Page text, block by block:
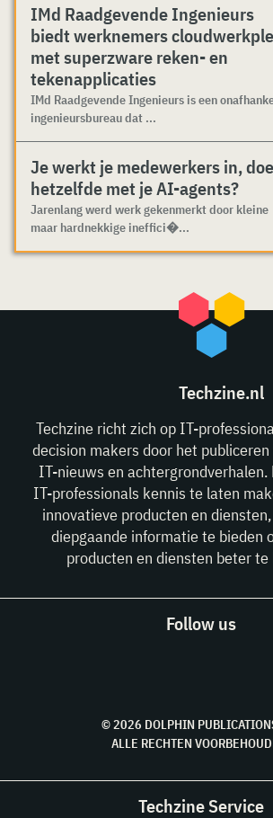
IMd Raadgevende Ingenieurs
biedt werknemers
met superzware reken- en
tekenapplicaties
IMd Raadgevende Ingenieurs is een
ingenieursbureau dat ...
Je werkt je medewerkers in,
hetzelfde met je AI-agents?
Jarenlang werd werk gekenmerkt door kleine
maar hardnekkige ineffici�...
Techzine.nl
Techzine richt zich op IT-
decision makers door het
IT-nieuws en achtergrondverhalen.
IT-professionals kennis te laten
innovatieve producten en
diepgaande informatie te bieden
producten en diensten beter te
Follow us
© 2026 DOLPHIN
ALLE RECHTEN
Techzine Service